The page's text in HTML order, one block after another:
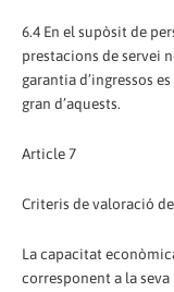
6.4 En el supòsit de
prestacions de servei
garantia d’ingressos
gran d’aquests.
Article 7
Criteris de valoració
La capacitat
corresponent a la